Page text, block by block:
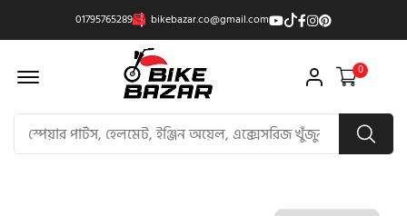
01795765289 bikebazar.co@gmail.com
Offcanvas Menu Open 0